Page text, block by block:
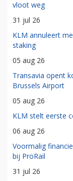
vloot weg
31 jul 26
KLM annuleert
staking
05 aug 26
Transavia opent
Brussels Airport
05 aug 26
KLM stelt eerste
06 aug 26
Voormalig
bij ProRail
31 jul 26